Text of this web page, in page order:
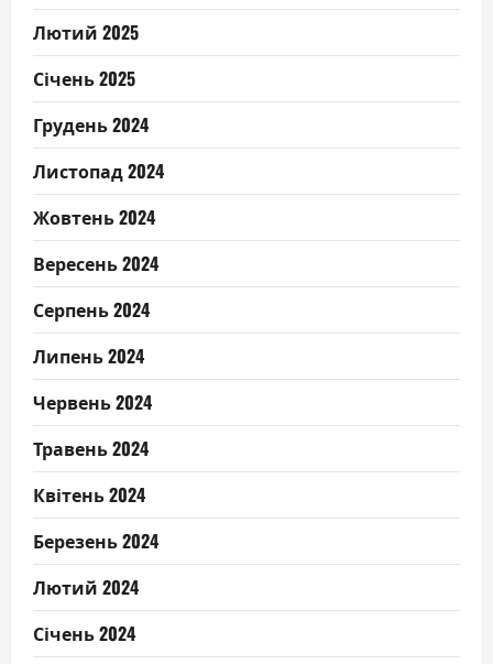
Лютий 2025
Січень 2025
Грудень 2024
Листопад 2024
Жовтень 2024
Вересень 2024
Серпень 2024
Липень 2024
Червень 2024
Травень 2024
Квітень 2024
Березень 2024
Лютий 2024
Січень 2024